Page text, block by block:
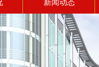
新闻动态